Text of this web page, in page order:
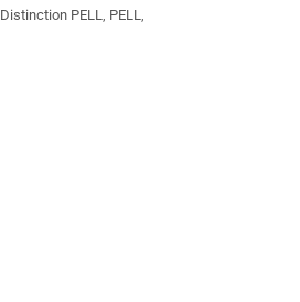
Distinction PELL PELL